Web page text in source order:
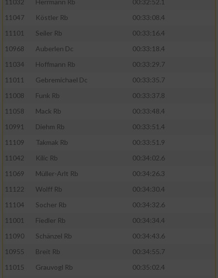
11032
Herrmann Rb
00:32:52.1
11047
Köstler Rb
00:33:08.4
11101
Seiler Rb
00:33:16.4
10968
Auberlen Dc
00:33:18.4
11034
Hoffmann Rb
00:33:29.7
11011
Gebremichael Dc
00:33:35.7
11008
Funk Rb
00:33:37.8
11058
Mack Rb
00:33:48.4
10991
Diehm Rb
00:33:51.4
11109
Takmak Rb
00:33:51.9
11042
Kilic Rb
00:34:02.6
11069
Müller-Arlt Rb
00:34:26.3
11122
Wolff Rb
00:34:30.4
11104
Socher Rb
00:34:32.6
11001
Fiedler Rb
00:34:34.4
11090
Schänzel Rb
00:34:43.6
10955
Breit Rb
00:34:55.7
11015
Grauvogl Rb
00:35:02.4